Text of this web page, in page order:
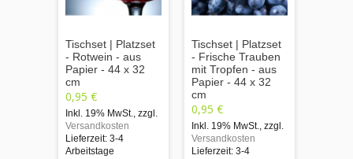
Tischset | Platzset
- Rotwein - aus
Papier - 44 x 32
cm
0,95 €
Inkl. 19% MwSt. zzgl.
Versandkosten
Lieferzeit: 3-4
Arbeitstage
Tischset | Platzset
- Frische Trauben
mit Tropfen - aus
Papier - 44 x 32
cm
0,95 €
Inkl. 19% MwSt. zzgl.
Versandkosten
Lieferzeit: 3-4